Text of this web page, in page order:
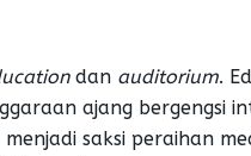
dan auditorium.
ajang bergengsi
saksi peraihan